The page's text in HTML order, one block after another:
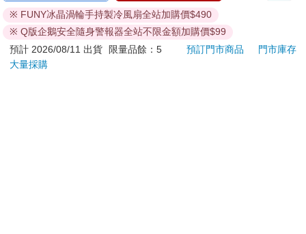
意！收件地址請勿為郵政信箱。
商品將由廠商透過貨運或是郵局寄送。消費者訂購之商品若
無法送達，經電話或 E-mail無法聯繫逾三天者，本公司將取
消該筆訂單，並且全額退款。
※ FUNY冰晶渦輪手持製冷風扇全站加購價$490
※ Q版企鵝安全隨身警報器全站不限金額加購價$99
預計 2026/08/11 出貨
限量品餘：5 預訂門市商品
門市庫存
大量採購